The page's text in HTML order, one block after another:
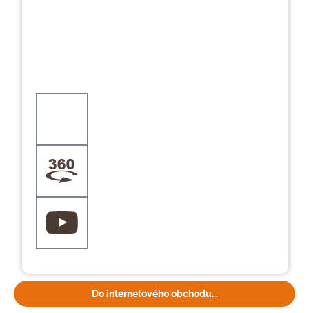
Do internetového obchodu...